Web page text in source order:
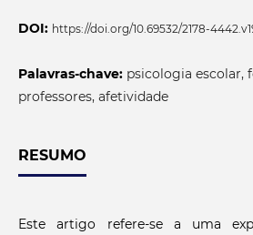
DOI: https://doi.org/10.69532/2178-
Palavras-chave: psicologia escolar,
professores, afetividade
RESUMO
Este artigo refere-se a uma